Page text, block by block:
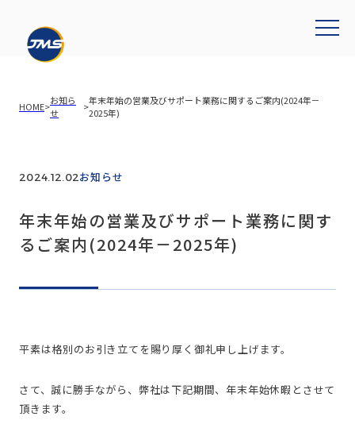
HOME>お知ら
せ
>年末年始の営業及びサポート業務に関するご案内(2024年－
2025年)
2024.12.02お知らせ
年末年始の営業及びサポート業務に関す
るご案内(2024年－2025年)
平素は格別のお引き立てを賜り厚く御礼申し上げます。
さて、誠に勝手ながら、弊社は下記期間、年末年始休暇とさせて
頂きます。